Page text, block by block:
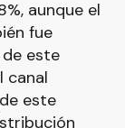
aunque el
fue
este
canal
este